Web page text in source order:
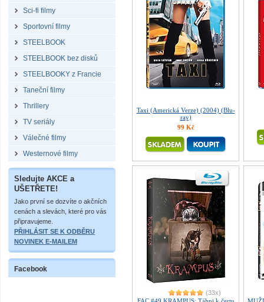
Sci-fi filmy
Sportovní filmy
STEELBOOK
STEELBOOK bez disků
STEELBOOKY z Francie
Taneční filmy
Thrillery
TV seriály
Válečné filmy
Westernové filmy
Sledujte AKCE a
UŠETŘETE!
Jako první se dozvíte o akčních
cenách a slevách, které pro vás
připravujeme.
PŘIHLÁSIT SE K ODBĚRU
NOVINEK E-MAILEM
Facebook
Taxi (Americká Verze) (2004) (Blu-
ray)
99 Kč
(33x)